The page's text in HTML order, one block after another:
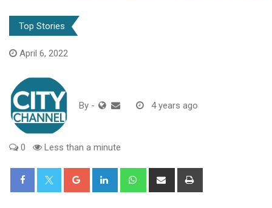
Top Stories
April 6, 2022
By - 4 years ago
0 Less than a minute
Google+ LinkedIn WhatsappShare